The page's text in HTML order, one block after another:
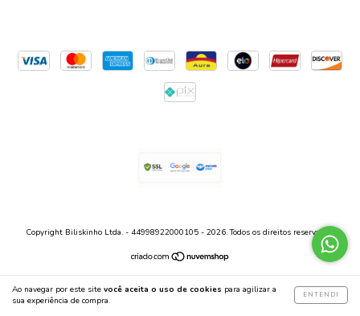
Ao navegar por este site você aceita o uso de cookies para agilizar a
sua experiência de compra.
ENTENDI
Copyright Biliskinho Ltda. - 44998922000105 - 2026. Todos os direitos reservados.